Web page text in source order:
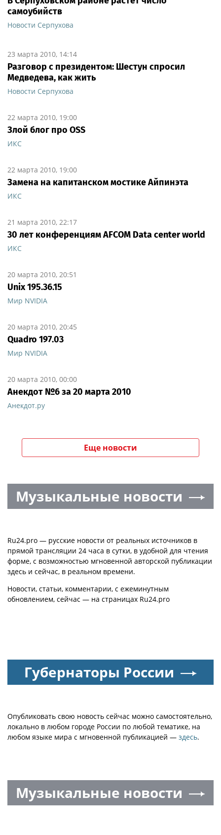
самоубийств
Новости Серпухова
23 марта 2010, 14:14
Разговор с президентом: Шестун спросил
Медведева, как жить
Новости Серпухова
22 марта 2010, 19:00
Злой блог про OSS
ИКС
22 марта 2010, 19:00
Замена на капитанском мостике Айпинэта
ИКС
21 марта 2010, 22:17
30 лет конференциям AFCOM Data center world
ИКС
20 марта 2010, 20:51
Unix 195.36.15
Мир NVIDIA
20 марта 2010, 20:45
Quadro 197.03
Мир NVIDIA
20 марта 2010, 00:00
Анекдот №6 за 20 марта 2010
Анекдот.ру
Еще новости
Музыкальные новости
Ru24.pro — русские новости от реальных источников в
прямой трансляции 24 часа в сутки, в удобной для чтения
форме, с возможностью мгновенной авторской публикации
здесь и сейчас, в реальном времени.
Новости, статьи, комментарии, с ежеминутным
обновлением, сейчас — на страницах Ru24.pro
Губернаторы России
Опубликовать свою новость сейчас можно самостоятельно,
локально в любом городе России по любой тематике, на
любом языке мира с мгновенной публикацией — здесь.
Музыкальные новости